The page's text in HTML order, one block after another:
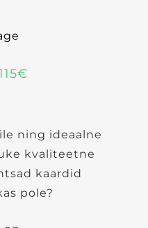
€
ning ideaalne
kvaliteetne
kaardid
pole?